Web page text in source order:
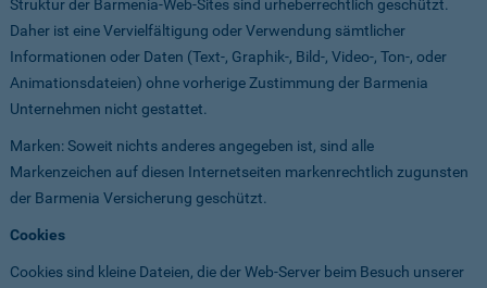
Struktur der Barmenia-Web-Sites sind urheberrechtlich geschützt.
Daher ist eine Vervielfältigung oder Verwendung sämtlicher
Informationen oder Daten (Text-, Graphik-, Bild-, Video-, Ton-, oder
Animationsdateien) ohne vorherige Zustimmung der Barmenia
Unternehmen nicht gestattet.
Marken: Soweit nichts anderes angegeben ist, sind alle
Markenzeichen auf diesen Internetseiten markenrechtlich zugunsten
der Barmenia Versicherung geschützt.
Cookies
Cookies sind kleine Dateien, die der Web-Server beim Besuch unserer